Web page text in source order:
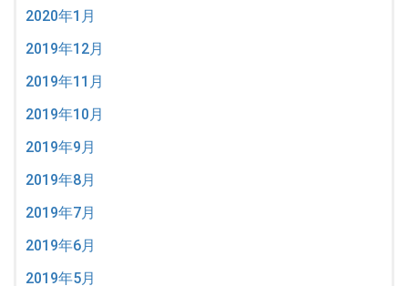
2020年1月
2019年12月
2019年11月
2019年10月
2019年9月
2019年8月
2019年7月
2019年6月
2019年5月